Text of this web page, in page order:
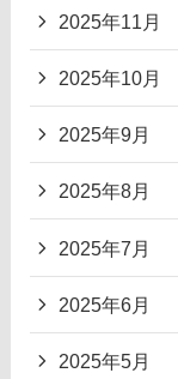
2025年11月
2025年10月
2025年9月
2025年8月
2025年7月
2025年6月
2025年5月